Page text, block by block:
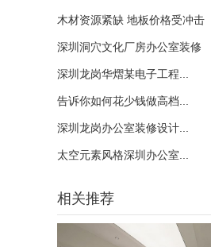
木材资源紧缺 地板价格受冲击
深圳洞穴文化厂房办公室装修
深圳龙岗华熠某电子工程...
告诉你如何花少钱做高档...
深圳龙岗办公室装修设计...
太空元素风格深圳办公室...
相关推荐